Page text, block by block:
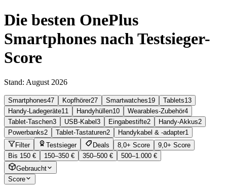
Die besten OnePlus
Smartphones nach Testsieger-
Score
Stand: August 2026
Smartphones47 Kopfhörer27 Smartwatches19 Tablets13
Handy-Ladegeräte11 Handyhüllen10 Wearables-Zubehör4
Tablet-Taschen3 USB-Kabel 3 Eingabestifte2 Handy-Akkus2
Powerbanks2 Tablet-Tastaturen2 Handykabel & -adapter1
Filter
Testsieger Deals 8,0+ Score
9,0+ Score
Bis 150 €
150–350 € 350–500 €
500–1.000 €
Gebraucht
Score